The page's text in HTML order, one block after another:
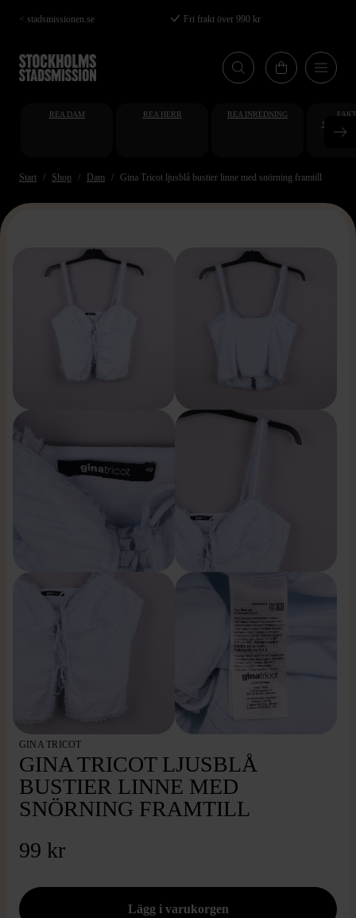
Hoppa
till
huvudinnehåll
< stadsmissionen.se Fri frakt över 990 kr
REA DAM REA HERR REA INREDNING
Start Shop Dam Gina Tricot ljusblå bustier linne med snörning framtill
GINA TRICOT
GINA TRICOT LJUSBLÅ
BUSTIER LINNE MED
SNÖRNING FRAMTILL
99 kr